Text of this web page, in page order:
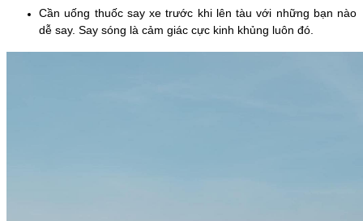
Cần uống thuốc say xe trước khi lên tàu với những bạn nào
dễ say. Say sóng là cảm giác cực kinh khủng luôn đó.